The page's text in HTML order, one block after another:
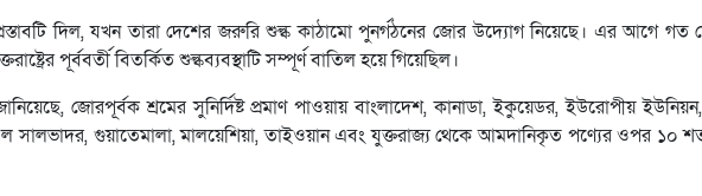
দিল, যখন তারা দেশের জরুরি শুল্ক কাঠামো পুনর্গঠনের জোর উদ্যোগ নিয়েছে। এর আগে গত
পূর্ববর্তী বিতর্কিত শুল্কব্যবস্থাটি সম্পূর্ণ বাতিল হয়ে গিয়েছিল।
জোরপূর্বক শ্রমের সুনির্দিষ্ট প্রমাণ পাওয়ায় বাংলাদেশ, কানাডা, ইকুয়েডর, ইউরোপীয়
এল সালভাদর, গুয়াতেমালা, মালয়েশিয়া, তাইওয়ান এবং যুক্তরাজ্য থেকে আমদানিকৃত পণ্যের ওপর ১০